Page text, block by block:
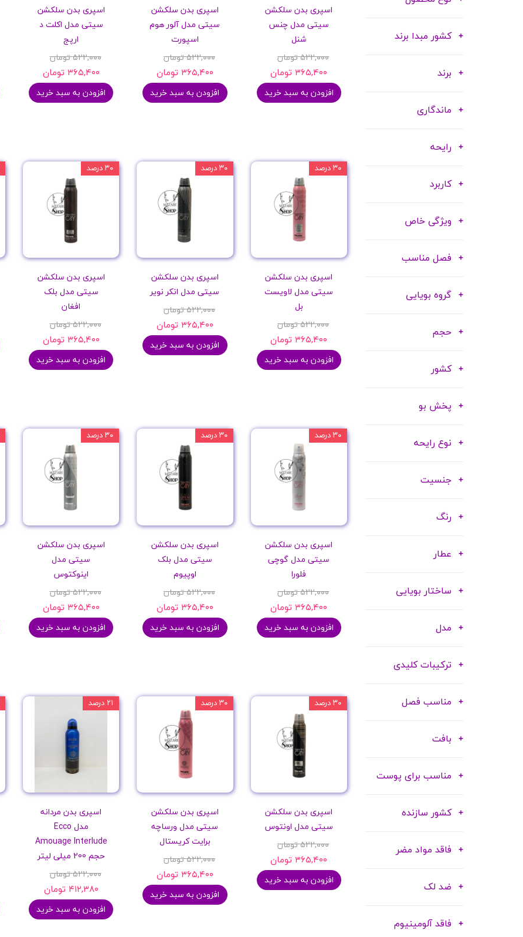
لوازم برقی مکمل ها
کشور مبدا برند
برند
ماندگاری
رایحه
کاربرد
ویژگی خاص
فصل مناسب
گروه بویایی
حجم
کشور
پخش بو
نوع رایحه
جنسیت
رنگ
عطار
ساختار بویایی
مدل
ترکیبات کلیدی
مناسب فصل
بافت
مناسب برای پوست
کشور سازنده
فاقد مواد مضر
ضد لک
فاقد آلومینیوم
اسپری بدن سلکشن
سیتی مدل چنس
شنل
۵۲۲,۰۰۰ تومان
۳۶۵,۴۰۰ تومان
افزودن به سبد خرید
اسپری بدن سلکشن
سیتی مدل آلور هوم
اسپورت
۵۲۲,۰۰۰ تومان
۳۶۵,۴۰۰ تومان
افزودن به سبد خرید
اسپری بدن سلکشن
سیتی مدل اکلت د
ارپج
۵۲۲,۰۰۰ تومان
۳۶۵,۴۰۰ تومان
افزودن به سبد خرید
اسپری بدن سلکشن
سیتی مدل لاویست
بل
۵۲۲,۰۰۰ تومان
۳۶۵,۴۰۰ تومان
افزودن به سبد خرید
۳۰ درصد
اسپری بدن سلکشن
سیتی مدل انکر نویر
۵۲۲,۰۰۰ تومان
۳۶۵,۴۰۰ تومان
افزودن به سبد خرید
۳۰ درصد
اسپری بدن سلکشن
سیتی مدل بلک
افغان
۵۲۲,۰۰۰ تومان
۳۶۵,۴۰۰ تومان
افزودن به سبد خرید
۳۰ درصد
اسپری بدن سلکشن
سیتی مدل گوچی
فلورا
۵۲۲,۰۰۰ تومان
۳۶۵,۴۰۰ تومان
افزودن به سبد خرید
۳۰ درصد
اسپری بدن سلکشن
سیتی مدل بلک
اوپیوم
۵۲۲,۰۰۰ تومان
۳۶۵,۴۰۰ تومان
افزودن به سبد خرید
۳۰ درصد
اسپری بدن سلکشن
سیتی مدل
اینوکتوس
۵۲۲,۰۰۰ تومان
۳۶۵,۴۰۰ تومان
افزودن به سبد خرید
۳۰ درصد
اسپری بدن سلکشن
سیتی مدل اونتوس
۵۲۲,۰۰۰ تومان
۳۶۵,۴۰۰ تومان
افزودن به سبد خرید
۳۰ درصد
اسپری بدن سلکشن
سیتی مدل ورساچه
برایت کریستال
۵۲۲,۰۰۰ تومان
۳۶۵,۴۰۰ تومان
افزودن به سبد خرید
۳۰ درصد
اسپری بدن مردانه
مدل Ecco
Amouage Interlude
حجم 200 میلی لیتر
۵۲۲,۰۰۰ تومان
۴۱۲,۳۸۰ تومان
افزودن به سبد خرید
۲۱ درصد